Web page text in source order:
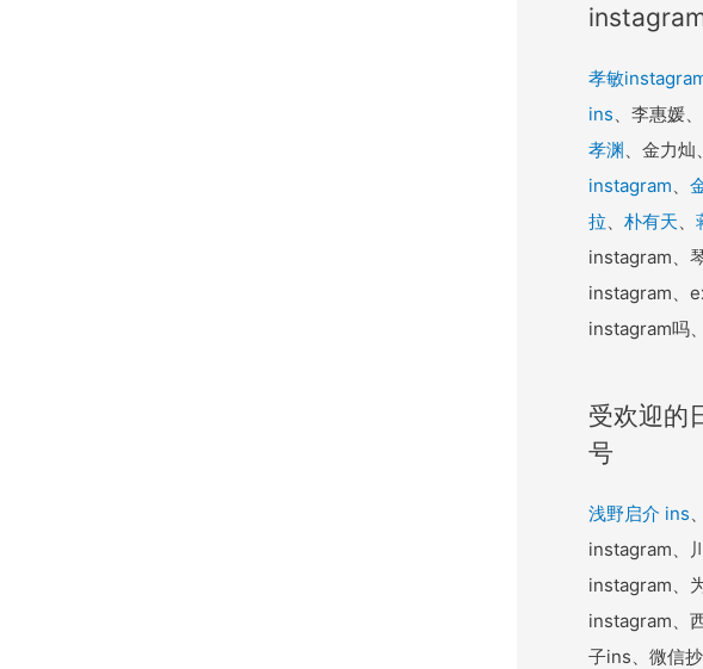
孝敏
ins 、李惠媛、
孝渊 、金力灿、
instagram
拉
朴有天
instagram、
instagram、
instagram吗、
受欢迎的
号
浅野启介 ins
instagram、
instagram、
instagram、
子ins、微信